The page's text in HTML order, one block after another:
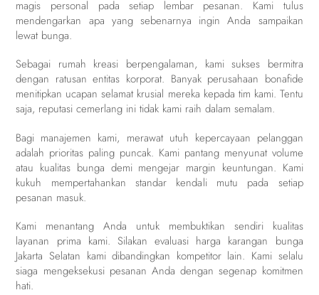
magis personal pada setiap lembar pesanan. Kami tulus
mendengarkan apa yang sebenarnya ingin Anda sampaikan
lewat bunga.
Sebagai rumah kreasi berpengalaman, kami sukses bermitra
dengan ratusan entitas korporat. Banyak perusahaan bonafide
menitipkan ucapan selamat krusial mereka kepada tim kami. Tentu
saja, reputasi cemerlang ini tidak kami raih dalam semalam.
Bagi manajemen kami, merawat utuh kepercayaan pelanggan
adalah prioritas paling puncak. Kami pantang menyunat volume
atau kualitas bunga demi mengejar margin keuntungan. Kami
kukuh mempertahankan standar kendali mutu pada setiap
pesanan masuk.
Kami menantang Anda untuk membuktikan sendiri kualitas
layanan prima kami. Silakan evaluasi harga karangan bunga
Jakarta Selatan kami dibandingkan kompetitor lain. Kami selalu
siaga mengeksekusi pesanan Anda dengan segenap komitmen
hati.